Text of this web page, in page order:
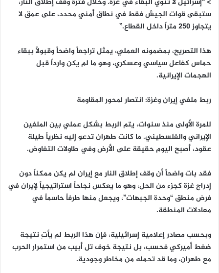
ستبقى قوات الجيش فقط في نطاق أمني محدد، على عمق لا
يتجاوز ٢٥٠ متراً داخل القطاع.”
هذا التصريح، بمضمونه العملي، يمثل تراجعاً واضحاً وقبولاً ببقاء
حماس كفاعل سياسي وعسكري، وهو ما لم يكن وارداً قبل
الهجمات الإيرانية.
ربط ملفي إيران وغزة: انتصار لمحور المقاومة
للمرة الأولى منذ سنوات، يتم الربط بشكل عملي بين الملفين
الإيراني والفلسطيني. ما كانت طهران تدعو إليه نظرياً طيلة
عقود، أصبح اليوم حقيقة على الأرض وفي طاولات التفاوض.
فقد بات واضحاً أن وقف إطلاق النار مع إيران لم يكن ممكناً دون
إدراج غزة كجزء من الحل، وهو ما يعكس نجاحاً استراتيجياً لإيران في
فرض منطق “وحدة الجبهات”، ويجعل منها طرفاً حاسماً في
معادلات المنطقة.
وبحسب مصادر إعلامية إسرائيلية، فإن هذا الربط لم يأتِ نتيجة
ضغط أميركي فحسب، بل نتيجة خوف تل أبيب من استمرار الحرب
مع طهران، وما قد تحمله من مخاطر وجودية.